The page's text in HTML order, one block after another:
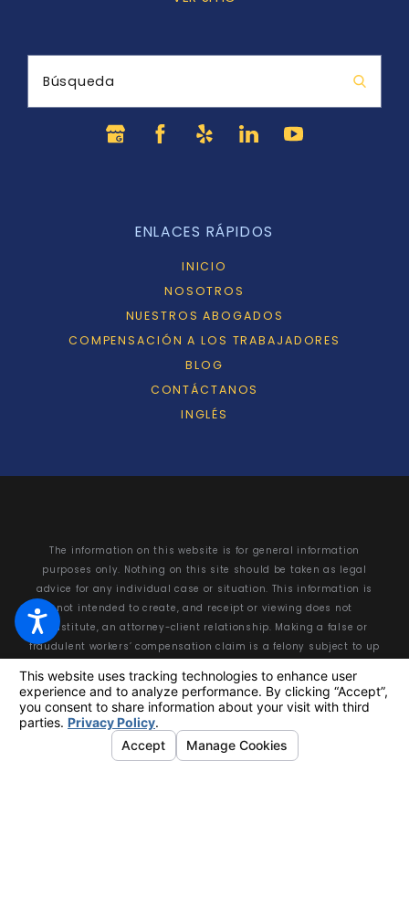
Búsqueda
ENLACES RÁPIDOS
INICIO
NOSOTROS
NUESTROS ABOGADOS
COMPENSACIÓN A LOS TRABAJADORES
BLOG
CONTÁCTANOS
INGLÉS
The information on this website is for general information
purposes only. Nothing on this site should be taken as legal
advice for any individual case or situation. This information is
not intended to create, and receipt or viewing does not
constitute, an attorney-client relationship. Making a false or
fraudulent workers’ compensation claim is a felony subject to up
of the fraud, whichever is greater, or by both imprisonment and
fine.
© 2026 All Rights Reserved.Your Privacy Choices
Site Map
Privacy Policy